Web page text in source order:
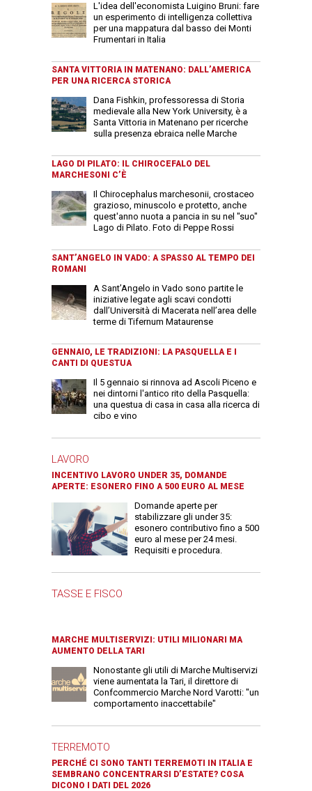
L'idea dell'economista Luigino Bruni: fare
un esperimento di intelligenza collettiva
per una mappatura dal basso dei Monti
Frumentari in Italia
SANTA VITTORIA IN MATENANO: DALL’AMERICA
PER UNA RICERCA STORICA
Dana Fishkin, professoressa di Storia
medievale alla New York University, è a
Santa Vittoria in Matenano per ricerche
sulla presenza ebraica nelle Marche
LAGO DI PILATO: IL CHIROCEFALO DEL
MARCHESONI C’È
Il Chirocephalus marchesonii, crostaceo
grazioso, minuscolo e protetto, anche
quest'anno nuota a pancia in su nel "suo"
Lago di Pilato. Foto di Peppe Rossi
SANT’ANGELO IN VADO: A SPASSO AL TEMPO DEI
ROMANI
A Sant’Angelo in Vado sono partite le
iniziative legate agli scavi condotti
dall’Università di Macerata nell’area delle
terme di Tifernum Mataurense
GENNAIO, LE TRADIZIONI: LA PASQUELLA E I
CANTI DI QUESTUA
Il 5 gennaio si rinnova ad Ascoli Piceno e
nei dintorni l'antico rito della Pasquella:
una questua di casa in casa alla ricerca di
cibo e vino
LAVORO
INCENTIVO LAVORO UNDER 35, DOMANDE
APERTE: ESONERO FINO A 500 EURO AL MESE
Domande aperte per
stabilizzare gli under 35:
esonero contributivo fino a 500
euro al mese per 24 mesi.
Requisiti e procedura.
TASSE E FISCO
MARCHE MULTISERVIZI: UTILI MILIONARI MA
AUMENTO DELLA TARI
Nonostante gli utili di Marche Multiservizi
viene aumentata la Tari, il direttore di
Confcommercio Marche Nord Varotti: "un
comportamento inaccettabile"
TERREMOTO
PERCHÉ CI SONO TANTI TERREMOTI IN ITALIA E
SEMBRANO CONCENTRARSI D’ESTATE? COSA
DICONO I DATI DEL 2026